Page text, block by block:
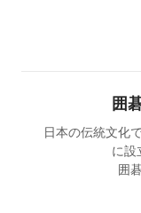
囲
日本の伝統文化
に設
囲